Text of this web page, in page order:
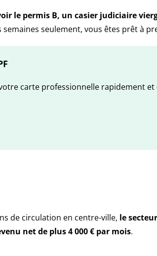
le permis B, un casier judiciaire
semaines seulement, vous êtes prêt à
carte professionnelle rapidement
de circulation en centre-ville, le
net de plus4 000 € par mois.